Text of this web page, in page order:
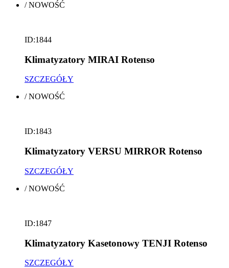
/NOWOŚĆ
ID:1844
Klimatyzatory MIRAI Rotenso
SZCZEGÓŁY
/NOWOŚĆ
ID:1843
Klimatyzatory VERSU MIRROR Rotenso
SZCZEGÓŁY
/NOWOŚĆ
ID:1847
Klimatyzatory Kasetonowy TENJI Rotenso
SZCZEGÓŁY